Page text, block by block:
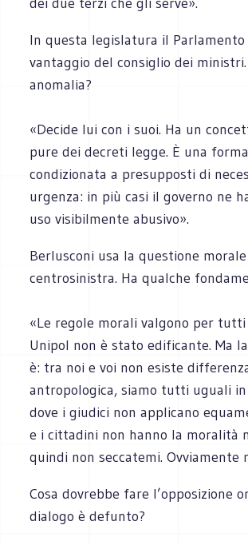
In questa legislatura il Parlamento
vantaggio del consiglio dei ministri.
anomalia?
«Decide lui con i suoi. Ha un
pure dei decreti legge. È una forma
condizionata a presupposti di
urgenza: in più casi il governo ne
uso visibilmente abusivo».
Berlusconi usa la questione
centrosinistra. Ha qualche
«Le regole morali valgono per tutti
Unipol non è stato edificante. Ma
è: tra noi e voi non esiste
antropologica, siamo tutti uguali in
dove i giudici non applicano
e i cittadini non hanno la moralità
quindi non seccatemi. Ovviamente
Cosa dovrebbe fare l’opposizione
dialogo è defunto?